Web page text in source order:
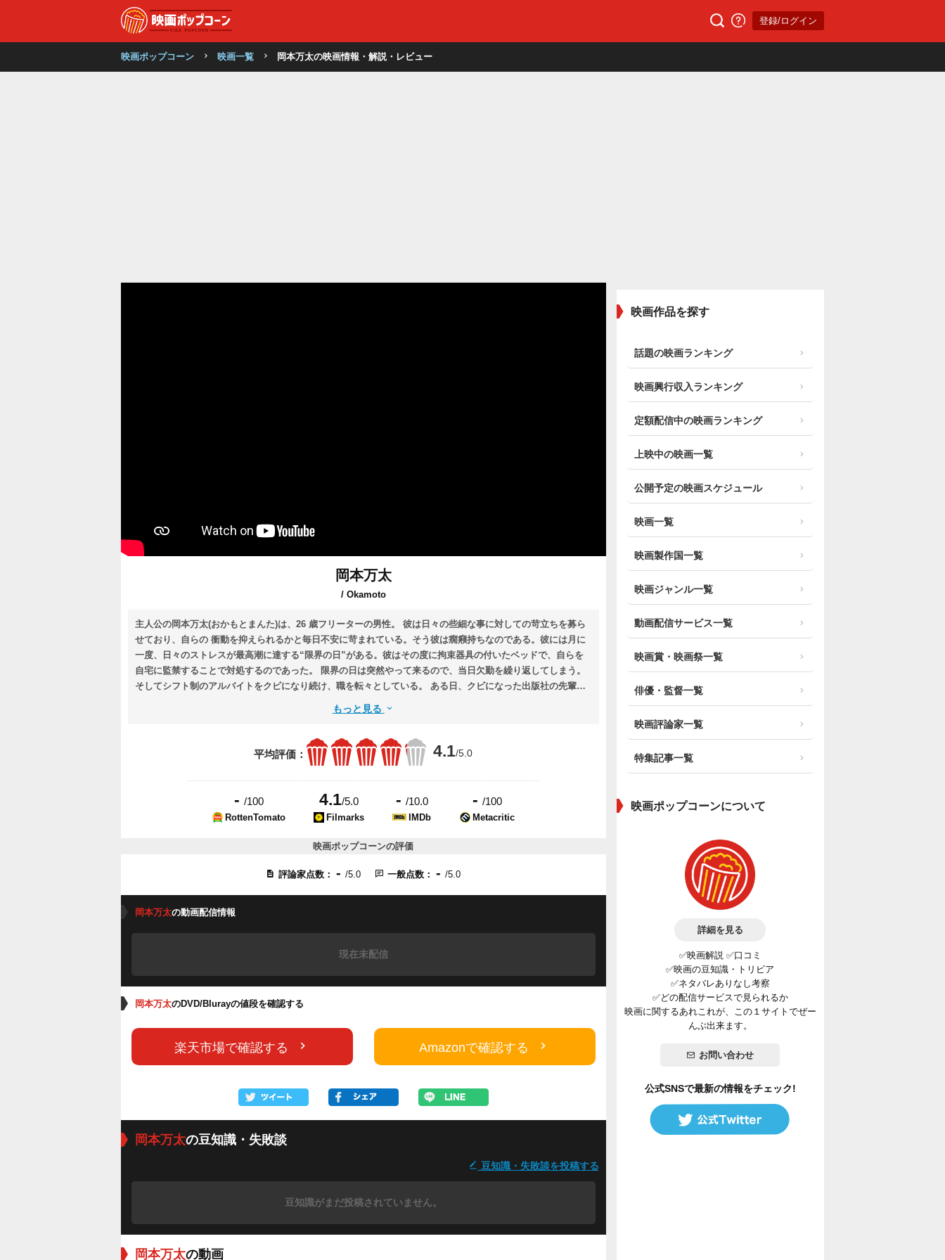
登録/ログイン
映画ポップコーン 映画一覧 岡本万太の映画情報・解説・レビュー
岡本万太
/ Okamoto
主人公の岡本万太(おかもとまんた)は、26 歳フリーターの男性。 彼は日々の些細な事に対しての苛立ちを募ら
せており、自らの 衝動を抑えられるかと毎日不安に苛まれている。そう彼は癇癪持ちなのである。彼には月に
一度、日々のストレスが最高潮に達する“限界の日”がある。彼はその度に拘束器具の付いたベッドで、自らを
自宅に監禁することで対処するのであった。 限界の日は突然やって来るので、当日欠勤を繰り返してしまう。
そしてシフト制のアルバイトをクビになり続け、職を転々としている。 ある日、クビになった出版社の先輩で
ある中村(なかむら)が万太に新たな仕事の話を持ってくる。 それは、 段ボールを数日間預かるだけで大金がも
もっと見る
平均評価： 4.1/5.0
- /100
RottenTomato
4.1/5.0
Filmarks
- /10.0
IMDb
- /100
Metacritic
映画ポップコーンの評価
評論家点数： -/5.0 一般点数： -/5.0
岡本万太の動画配信情報
現在未配信
岡本万太のDVD/Blurayの値段を確認する
楽天市場で確認する Amazonで確認する
岡本万太の豆知識・失敗談
豆知識・失敗談を投稿する
豆知識がまだ投稿されていません。
岡本万太の動画
映画作品を探す
話題の映画ランキング
映画興行収入ランキング
定額配信中の映画ランキング
上映中の映画一覧
公開予定の映画スケジュール
映画一覧
映画製作国一覧
映画ジャンル一覧
動画配信サービス一覧
映画賞・映画祭一覧
俳優・監督一覧
映画評論家一覧
特集記事一覧
映画ポップコーンについて
詳細を見る
✅映画解説 ✅口コミ
✅映画の豆知識・トリビア
✅ネタバレありなし考察
✅どの配信サービスで見られるか
映画に関するあれこれが、この１サイトでぜー
んぶ出来ます。
お問い合わせ
公式SNSで最新の情報をチェック!